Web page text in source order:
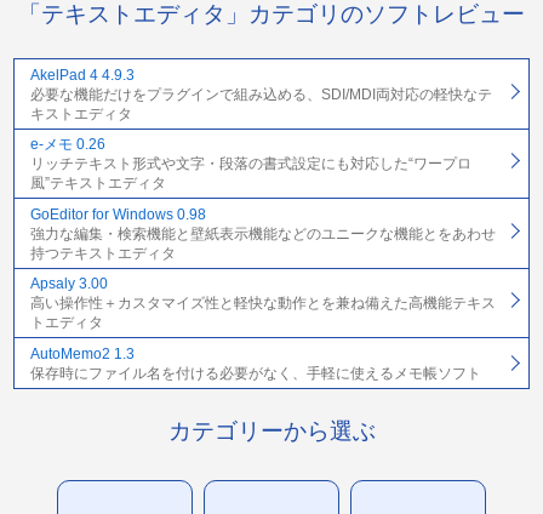
「テキストエディタ」カテゴリのソフトレビュー
AkelPad 4 4.9.3
必要な機能だけをプラグインで組み込める、SDI/MDI両対応の軽快なテ
キストエディタ
e-メモ 0.26
リッチテキスト形式や文字・段落の書式設定にも対応した“ワープロ
風”テキストエディタ
GoEditor for Windows 0.98
強力な編集・検索機能と壁紙表示機能などのユニークな機能とをあわせ
持つテキストエディタ
Apsaly 3.00
高い操作性＋カスタマイズ性と軽快な動作とを兼ね備えた高機能テキス
トエディタ
AutoMemo2 1.3
保存時にファイル名を付ける必要がなく、手軽に使えるメモ帳ソフト
カテゴリーから選ぶ